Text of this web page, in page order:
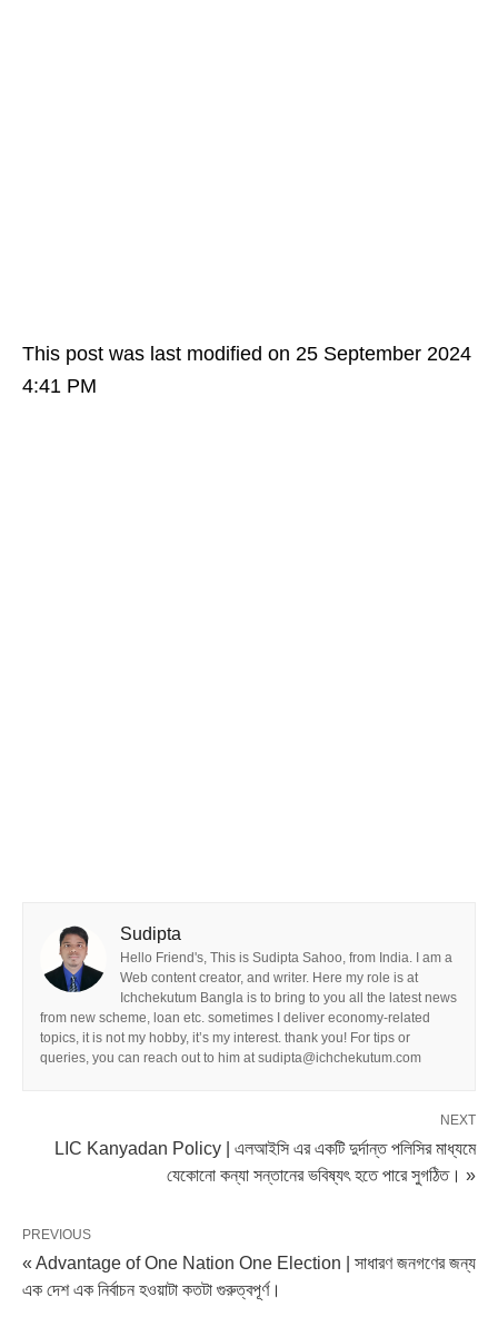
This post was last modified on 25 September 2024
4:41 PM
Sudipta
Hello Friend's, This is Sudipta Sahoo, from India. I am a
Web content creator, and writer. Here my role is at
Ichchekutum Bangla is to bring to you all the latest news
from new scheme, loan etc. sometimes I deliver economy-related
topics, it is not my hobby, it’s my interest. thank you! For tips or
queries, you can reach out to him at sudipta@ichchekutum.com
NEXT
LIC Kanyadan Policy | এলআইসি এর একটি দুর্দান্ত পলিসির মাধ্যমে
যেকোনো কন্যা সন্তানের ভবিষ্যৎ হতে পারে সুগঠিত। »
PREVIOUS
« Advantage of One Nation One Election | সাধারণ জনগণের জন্য
এক দেশ এক নির্বাচন হওয়াটা কতটা গুরুত্বপূর্ণ।